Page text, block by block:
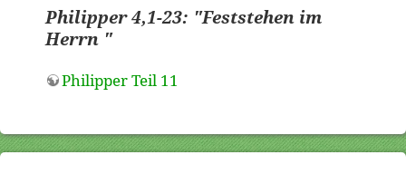
Philipper 4,1-23: "Feststehen im
Herrn "
Philipper Teil 11